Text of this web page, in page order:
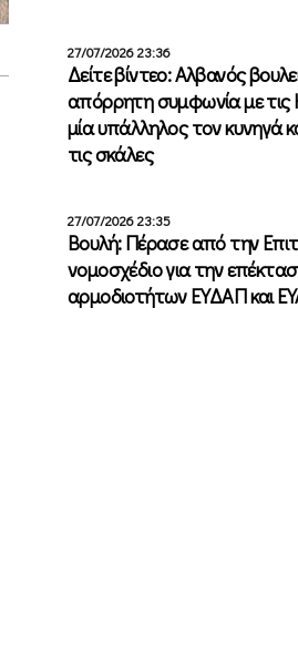
27/07/2026 23:36
Δείτε βίντεο: Αλβανός
απόρρητη συμφωνία με τις
μία υπάλληλος τον κυνηγά
τις σκάλες
27/07/2026 23:35
Βουλή: Πέρασε από την
νομοσχέδιο για την
αρμοδιοτήτων ΕΥΔΑΠ και